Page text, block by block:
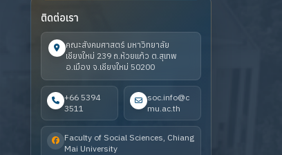
ติดต่อเรา
คณะสังคมศาสตร์ มหาวิทยาลัย
เชียงใหม่ 239 ถ.ห้วยแก้ว ต.สุเทพ
อ.เมือง จ.เชียงใหม่ 50200
+66 5394
3511
soc.info@c
mu.ac.th
Faculty of Social Sciences, Chiang
Mai University